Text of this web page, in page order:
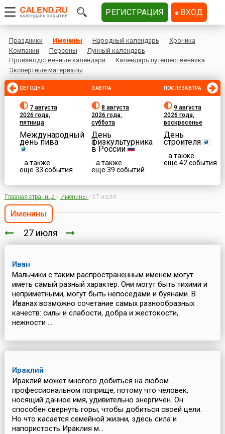
Праздники Именины Народный календарь
Хроника
Компании
Персоны
Лунный календарь
Производственные календари
Календарь путешественника
Экспертные материалы
СЕГОДНЯ
7 августа
2026 года,
пятница
Международный
день пива
...а также
еще 33 события
ЗАВТРА
8 августа
2026 года,
суббота
День
физкультурника
в России
...а также
еще 39 событий
ПОСЛЕЗАВТРА
9 августа
2026 года,
воскресенье
День
строителя
...а также
еще 42 события
Главная страница / Именины / 27 июля
Именины
27 июля
Иван
Мальчики с таким распространенным именем могут
иметь самый разный характер. Они могут быть тихими и
неприметными, могут быть непоседами и буянами. В
Иванах возможно сочетание самых разнообразных
качеств: силы и слабости, добра и жестокости,
нежности ...
Ираклий
Ираклий может многого добиться на любом
профессиональном поприще, потому что человек,
носящий данное имя, удивительно энергичен. Он
способен свернуть горы, чтобы добиться своей цели.
Но что касается семейной жизни, здесь сила и
напористость Ираклия м...
РЕГИСТРАЦИЯ ВХОД